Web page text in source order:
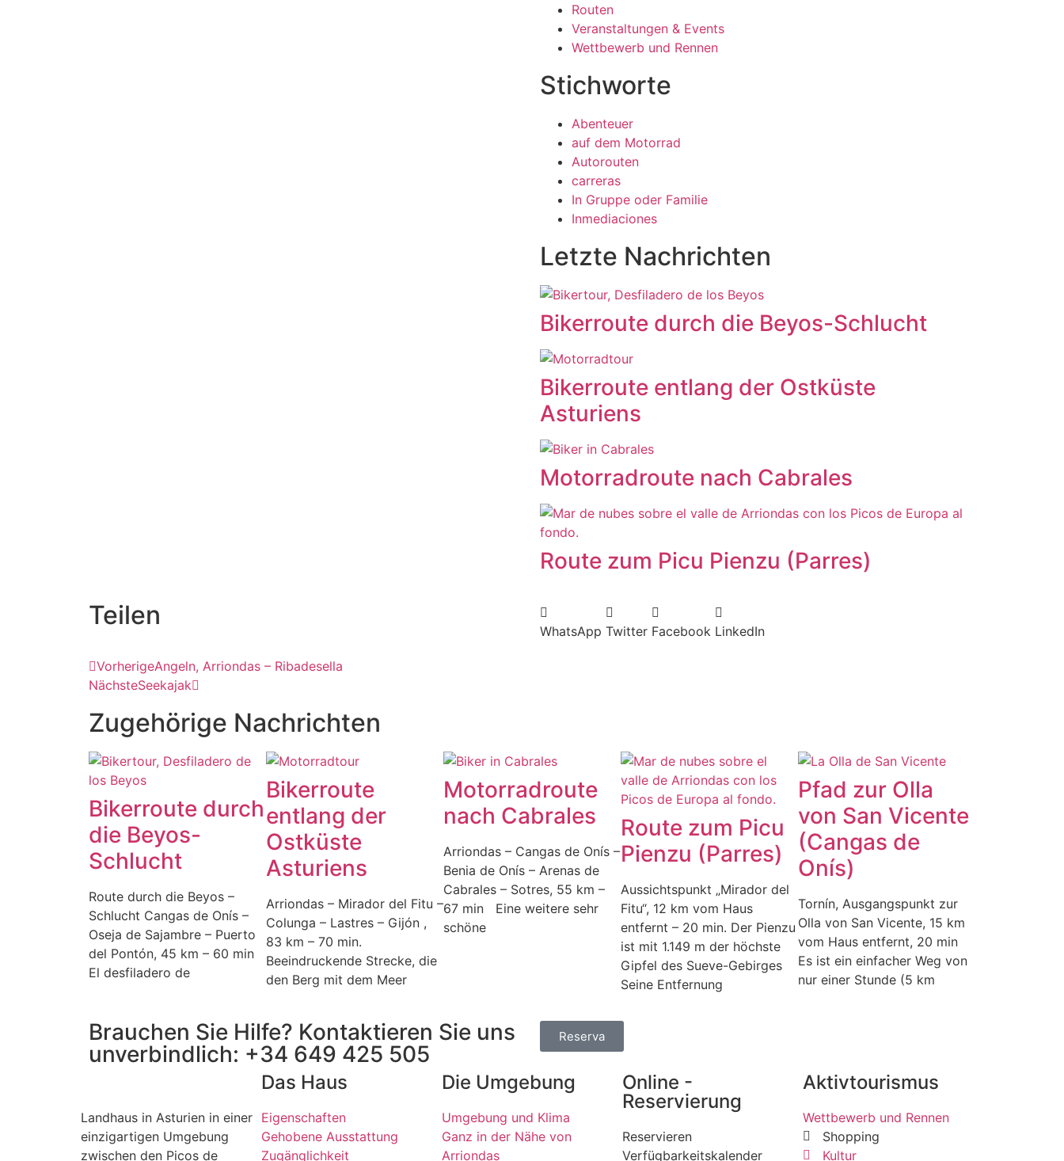
Routen
Veranstaltungen & Events
Wettbewerb und Rennen
Stichworte
Abenteuer
auf dem Motorrad
Autorouten
carreras
In Gruppe oder Familie
Inmediaciones
Letzte Nachrichten
Bikerroute durch die Beyos-Schlucht
Bikerroute entlang der Ostküste
Asturiens
Motorradroute nach Cabrales
Route zum Picu Pienzu (Parres)
Teilen
WhatsApp Twitter Facebook LinkedIn
VorherigeAngeln, Arriondas – Ribadesella
NächsteSeekajak
Zugehörige Nachrichten
Bikerroute durch
die Beyos-
Schlucht
Route durch die Beyos –
Schlucht Cangas de Onís –
Oseja de Sajambre – Puerto
del Pontón, 45 km – 60 min
El desfiladero de
Bikerroute
entlang der
Ostküste
Asturiens
Arriondas – Mirador del Fitu –
Colunga – Lastres – Gijón ,
83 km – 70 min.
Beeindruckende Strecke, die
den Berg mit dem Meer
Motorradroute
nach Cabrales
Arriondas – Cangas de Onís –
Benia de Onís – Arenas de
Cabrales – Sotres, 55 km –
67 min Eine weitere sehr
schöne
Route zum Picu
Pienzu (Parres)
Aussichtspunkt „Mirador del
Fitu“, 12 km vom Haus
entfernt – 20 min. Der Pienzu
ist mit 1.149 m der höchste
Gipfel des Sueve-Gebirges
Seine Entfernung
Pfad zur Olla
von San Vicente
(Cangas de
Onís)
Tornín, Ausgangspunkt zur
Olla von San Vicente, 15 km
vom Haus entfernt, 20 min
Es ist ein einfacher Weg von
nur einer Stunde (5 km
Brauchen Sie Hilfe? Kontaktieren Sie uns
unverbindlich: +34 649 425 505
Reserva
Landhaus in Asturien in einer
einzigartigen Umgebung
zwischen den Picos de
Das Haus
Eigenschaften
Gehobene Ausstattung
Zugänglichkeit
Die Umgebung
Umgebung und Klima
Ganz in der Nähe von
Arriondas
Online -
Reservierung
Reservieren
Verfügbarkeitskalender
Aktivtourismus
Wettbewerb und Rennen
Shopping
Kultur